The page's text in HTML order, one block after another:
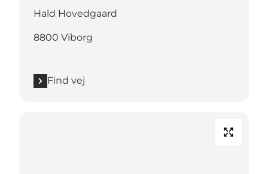
Hald Hovedgaard
8800 Viborg
Find vej